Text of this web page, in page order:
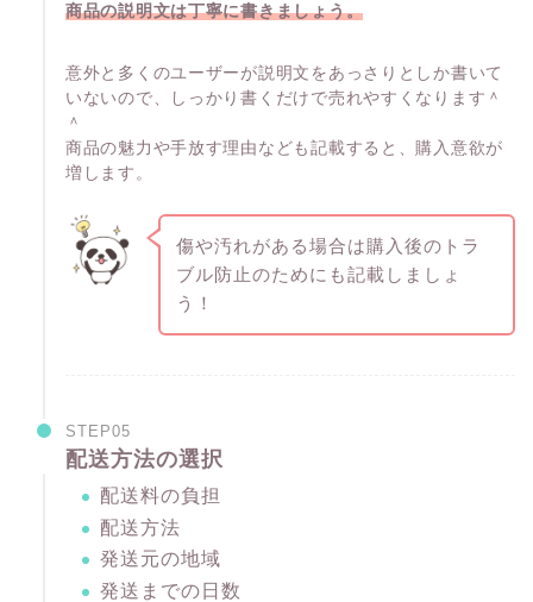
商品の説明文は丁寧に書きましょう。
意外と多くのユーザーが説明文をあっさりとしか書いて
いないので、しっかり書くだけで売れやすくなります＾
＾
商品の魅力や手放す理由なども記載すると、購入意欲が
増します。
傷や汚れがある場合は購入後のトラ
ブル防止のためにも記載しましょ
う！
STEP05
配送方法の選択
配送料の負担
配送方法
発送元の地域
発送までの日数